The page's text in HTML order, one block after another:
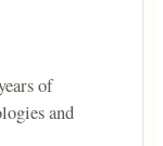
of
and